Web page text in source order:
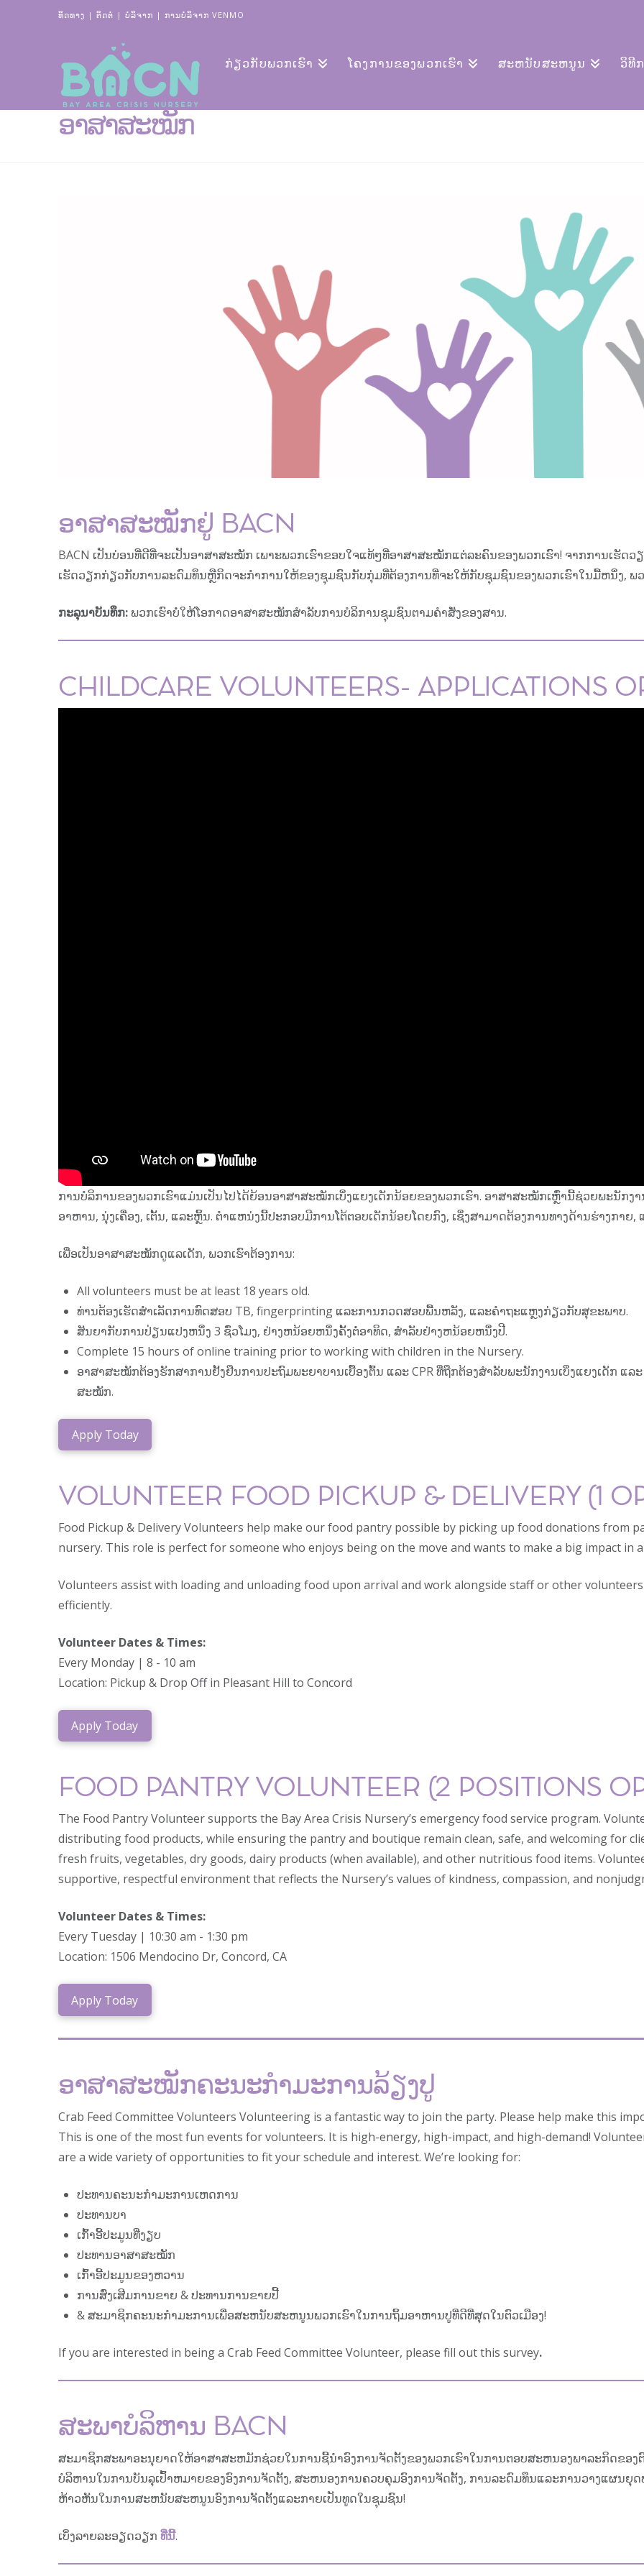
ທິດທາງ | ຕິດຕໍ່ | ບໍ​ລິ​ຈາກ | ການບໍລິຈາກ VENMO
ກ່ຽວ​ກັບ​ພວກ​ເຮົາ ໂຄງການຂອງພວກເຮົາ ສະຫນັບສະຫນູນ ວິທີ
ອາສາສະໝັກ
ອາສາສະໝັກຢູ່ BACN
BACN ເປັນບ່ອນທີ່ດີທີ່ຈະເປັນອາສາສະໝັກ ເພາະພວກເຮົາຂອບໃຈແທ້ໆທີ່ອາສາສະໝັກແຕ່ລະຄົນຂອງພວກເຮົາ! ຈາກການເຮັດວ
ເຮັດວຽກກ່ຽວກັບການລະດົມທຶນຫຼືກິດຈະກໍາການໃຫ້ຂອງຊຸມຊົນກັບກຸ່ມທີ່ຕ້ອງການທີ່ຈະໃຫ້ກັບຊຸມຊົນຂອງພວກເຮົາໃນມື້ຫນຶ່ງ, ພ
ກະ​ລຸ​ນາ​ບັນ​ທຶກ:ພວກເຮົາບໍ່ໃຫ້ໂອກາດອາສາສະໝັກສໍາລັບການບໍລິການຊຸມຊົນຕາມຄໍາສັ່ງຂອງສານ.
CHILDCARE VOLUNTEERS- APPLICATIONS
ການບໍລິການຂອງພວກເຮົາແມ່ນເປັນໄປໄດ້ຍ້ອນອາສາສະໝັກເບິ່ງແຍງເດັກນ້ອຍຂອງພວກເຮົາ. ອາສາສະໝັກເຫຼົ່ານີ້ຊ່ວຍພະນັກງ
ອາຫານ, ນຸ່ງເຄື່ອງ, ເຕັ້ນ, ແລະຫຼິ້ນ. ຕໍາແຫນ່ງນີ້ປະກອບມີການໂຕ້ຕອບເດັກນ້ອຍໂດຍກົງ, ເຊິ່ງສາມາດຕ້ອງການທາງດ້ານຮ່າງກາຍ,
ເພື່ອເປັນອາສາສະໝັກດູແລເດັກ, ພວກເຮົາຕ້ອງການ:
All volunteers must be at least 18 years old.
ທ່ານຕ້ອງເຮັດສໍາເລັດການທົດສອບ TB, fingerprinting ແລະການກວດສອບພື້ນຫລັງ, ແລະຄໍາຖະແຫຼງກ່ຽວກັບສຸຂະພາບ.
ສັນຍາກັບການປ່ຽນແປງຫນຶ່ງ 3 ຊົ່ວໂມງ, ຢ່າງຫນ້ອຍຫນຶ່ງຄັ້ງຕໍ່ອາທິດ, ສໍາລັບຢ່າງຫນ້ອຍຫນຶ່ງປີ.
Complete 15 hours of online training prior to working with children in the Nursery.
ອາສາສະໝັກຕ້ອງຮັກສາການຢັ້ງຢືນການປະຖົມພະຍາບານເບື້ອງຕົ້ນ ແລະ CPR ທີ່ຖືກຕ້ອງສຳລັບພະນັກງານເບິ່ງແຍງເດັກ ແລ
ສະໝັກ.
Apply Today
VOLUNTEER FOOD PICKUP & DELIVERY (1
Food Pickup & Delivery Volunteers help make our food pantry possible by picking up food donations from
nursery. This role is perfect for someone who enjoys being on the move and wants to make a big impact in
Volunteers assist with loading and unloading food upon arrival and work alongside staff or other
efficiently.
Volunteer Dates & Times:
Every Monday | 8 - 10 am
Location: Pickup & Drop Off in Pleasant Hill to Concord
Apply Today
FOOD PANTRY VOLUNTEER (2 POSITIONS
The Food Pantry Volunteer supports the Bay Area Crisis Nursery’s emergency food service program.
distributing food products, while ensuring the pantry and boutique remain clean, safe, and welcoming for
fresh fruits, vegetables, dry goods, dairy products (when available), and other nutritious food items.
supportive, respectful environment that reflects the Nursery’s values of kindness, compassion, and
Volunteer Dates & Times:
Every Tuesday | 10:30 am - 1:30 pm
Location: 1506 Mendocino Dr, Concord, CA
Apply Today
ອາສາສະໝັກຄະນະກໍາມະການລ້ຽງປູ
Crab Feed Committee Volunteers Volunteering is a fantastic way to join the party. Please help make this
This is one of the most fun events for volunteers. It is high-energy, high-impact, and high-demand!
are a wide variety of opportunities to fit your schedule and interest. We’re looking for:
ປະທານຄະນະກໍາມະການເຫດການ
ປະທານບາ
ເກົ້າອີ້ປະມູນທີ່ງຽບ
ປະທານອາສາສະໝັກ
ເກົ້າອີ້ປະມູນຂອງຫວານ
ການສົ່ງເສີມການຂາຍ & ປະທານການຂາຍປີ້
& ສະມາຊິກຄະນະກໍາມະການເພື່ອສະຫນັບສະຫນູນພວກເຮົາໃນການຖິ້ມອາຫານປູທີ່ດີທີ່ສຸດໃນຕົວເມືອງ!
If you are interested in being a Crab Feed Committee Volunteer, please fill out this survey.
ສະພາບໍລິຫານ BACN
ສະມາຊິກສະພາອະນຸຍາດໃຫ້ອາສາສະຫມັກຊ່ວຍໃນການຊີ້ນໍາອົງການຈັດຕັ້ງຂອງພວກເຮົາໃນການຕອບສະຫນອງພາລະກິດຂ
ບໍລິຫານໃນການບັນລຸເປົ້າຫມາຍຂອງອົງການຈັດຕັ້ງ, ສະຫນອງການຄວບຄຸມອົງການຈັດຕັ້ງ, ການລະດົມທຶນແລະການວາງແຜນຍຸ
ຫ້າວຫັນໃນການສະຫນັບສະຫນູນອົງການຈັດຕັ້ງແລະກາຍເປັນທູດໃນຊຸມຊົນ!
ເບິ່ງລາຍລະອຽດວຽກ ທີ່ນີ້.